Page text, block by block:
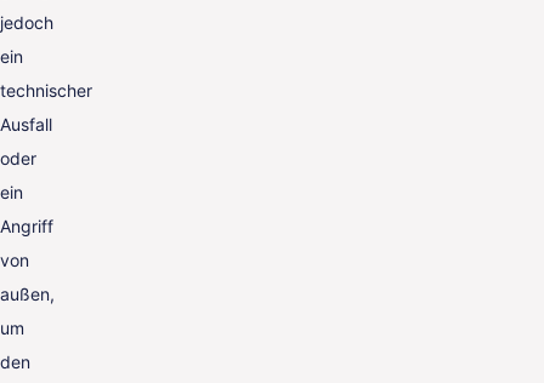
jedoch
ein
technischer
Ausfall
oder
ein
Angriff
von
außen,
um
den